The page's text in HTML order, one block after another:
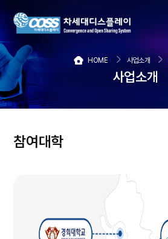
메뉴보기
HOME 사업소개
사업소개
참여대학